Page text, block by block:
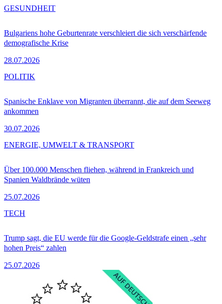
Bulgariens hohe Geburtenrate verschleiert die sich verschärfende
demografische Krise
28.07.2026
GESUNDHEIT
Spanische Enklave von Migranten überrannt, die auf dem Seeweg
ankommen
30.07.2026
POLITIK
Über 100.000 Menschen fliehen, während in Frankreich und
Spanien Waldbrände wüten
25.07.2026
ENERGIE, UMWELT & TRANSPORT
Trump sagt, die EU werde für die Google-Geldstrafe einen „sehr
hohen Preis“ zahlen
25.07.2026
TECH